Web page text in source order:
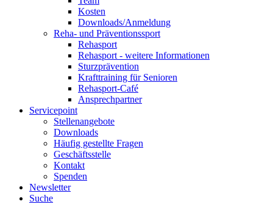
Kosten
Downloads/Anmeldung
Reha- und Präventionssport
Rehasport
Rehasport - weitere Informationen
Sturzprävention
Krafttraining für Senioren
Rehasport-Café
Ansprechpartner
Servicepoint
Stellenangebote
Downloads
Häufig gestellte Fragen
Geschäftsstelle
Kontakt
Spenden
Newsletter
Suche